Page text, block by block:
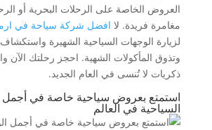
العروض الخاصة على الرحلات البحرية أو
مغامرة فريدة. لا افضل شركة سياحة في
لزيارة الوجهات السياحية الشهيرة
وتذوق المأكولات الشهية. احجز رحلتك الآن
ذكريات لا تُنسى في العام الجديد.
استمتع بعروض سياحية خاصة في أجمل
السياحية في العالم